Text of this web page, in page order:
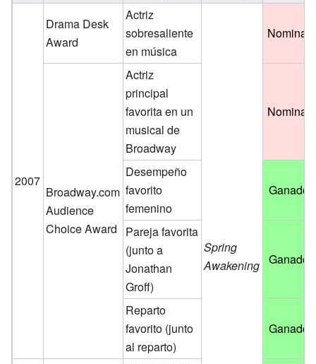
2007
Drama Desk
Award
Actriz
sobresaliente
en música
Spring
Awakening
Broadway.com
Audience
Choice Award
Actriz
principal
favorita en un
musical de
Broadway
Desempeño
favorito
femenino
Pareja favorita
(junto a
Jonathan
Groff)
Reparto
favorito (junto
al reparto)